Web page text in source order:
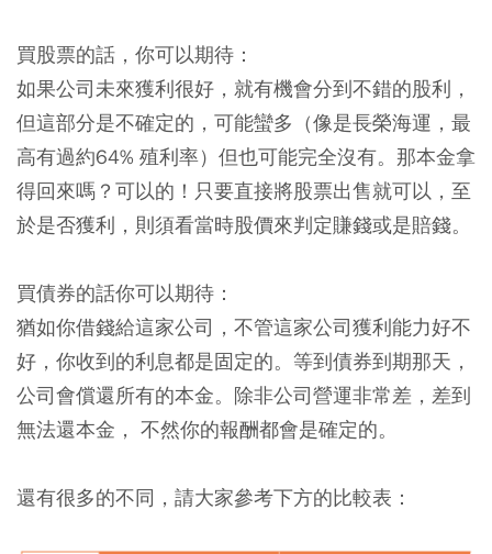
買股票的話，你可以期待：
如果公司未來獲利很好，就有機會分到不錯的股利，
但這部分是不確定的，可能蠻多（像是長榮海運，最
高有過約64% 殖利率）但也可能完全沒有。那本金拿
得回來嗎？可以的！只要直接將股票出售就可以，至
於是否獲利，則須看當時股價來判定賺錢或是賠錢。
買債券的話你可以期待：
猶如你借錢給這家公司，不管這家公司獲利能力好不
好，你收到的利息都是固定的。等到債券到期那天，
公司會償還所有的本金。除非公司營運非常差，差到
無法還本金， 不然你的報酬都會是確定的。
還有很多的不同，請大家參考下方的比較表：